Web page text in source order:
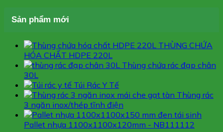
Sản phẩm mới
THÙNG CHỨA
HÓA CHẤT HDPE 220L
Thùng chứa rác đạp chân
30L
Túi Rác Y Tế
Thùng rác
3 ngăn inox/thép tĩnh điện
Pallet nhựa 1100x1100x120mm - NB111112